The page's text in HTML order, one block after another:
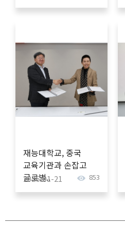
재능대학교, 중국
교육기관과 손잡고
글로벌..
2026-01-21 853